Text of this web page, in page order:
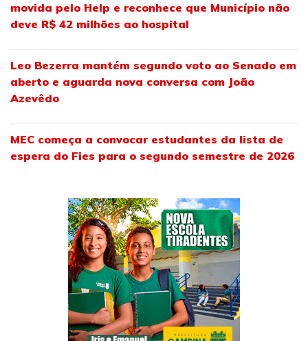
movida pelo Help e reconhece que Município não
deve R$ 42 milhões ao hospital
Leo Bezerra mantém segundo voto ao Senado em
aberto e aguarda nova conversa com João
Azevêdo
MEC começa a convocar estudantes da lista de
espera do Fies para o segundo semestre de 2026